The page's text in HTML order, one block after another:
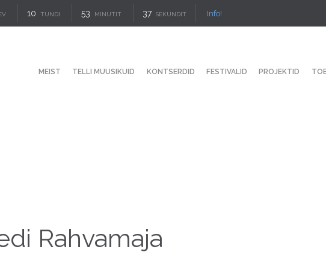
10 TUNDI 53 MINUTIT 36 SEKUNDIT Info!
MEIST TELLI MUUSIKUID KONTSERDID FESTIVALID PROJEKTID
Rahvamaja